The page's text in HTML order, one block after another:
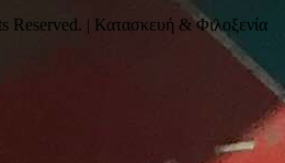
| Κατασκευή & Φιλοξενία